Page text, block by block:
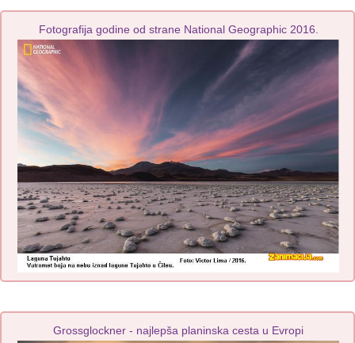
Fotografija godine od strane National Geographic 2016.
Grossglockner - najlepša planinska cesta u Evropi